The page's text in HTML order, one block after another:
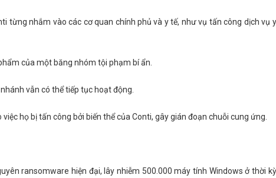
từng nhắm vào các cơ quan chính phủ và y tế, như vụ tấn công dịch vụ y
của một băng nhóm tội phạm bí ẩn.
vẫn có thể tiếp tục hoạt động.
họ bị tấn công bởi biến thể của Conti, gây gián đoạn chuỗi cung ứng.
ransomware hiện đại, lây nhiễm 500.000 máy tính Windows ở thời kỳ